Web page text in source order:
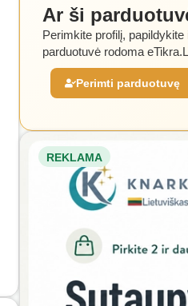
Ar ši
Perimkite profilį,
parduotuvė rodoma
Perimti parduotuvę
REKLAMA